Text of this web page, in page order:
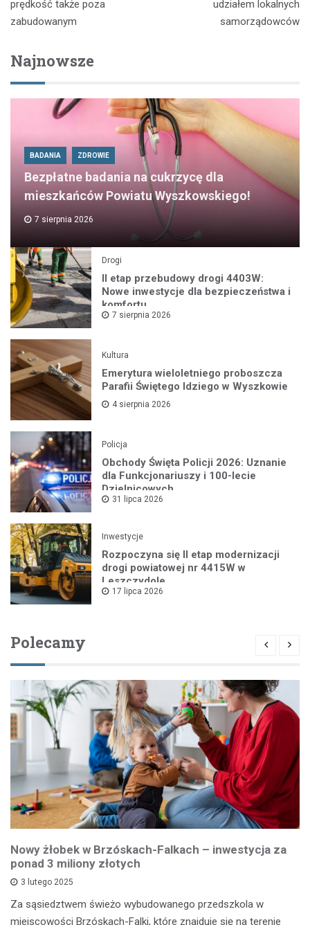
prędkość także poza
zabudowanym
udziałem lokalnych
samorządowców
Najnowsze
BADANIA ZDROWIE
Bezpłatne badania na cukrzycę dla
mieszkańców Powiatu Wyszkowskiego!
7 sierpnia 2026
Drogi
II etap przebudowy drogi 4403W:
Nowe inwestycje dla bezpieczeństwa i
komfortu
7 sierpnia 2026
Kultura
Emerytura wieloletniego proboszcza
Parafii Świętego Idziego w Wyszkowie
4 sierpnia 2026
Policja
Obchody Święta Policji 2026: Uznanie
dla Funkcjonariuszy i 100-lecie
Dzielnicowych
31 lipca 2026
Inwestycje
Rozpoczyna się II etap modernizacji
drogi powiatowej nr 4415W w
Leszczydole
17 lipca 2026
Polecamy
Nowy żłobek w Brzóskach-Falkach – inwestycja za
ponad 3 miliony złotych
3 lutego 2025
Za sąsiedztwem świeżo wybudowanego przedszkola w
miejscowości Brzóskach-Falki, które znajduje się na terenie